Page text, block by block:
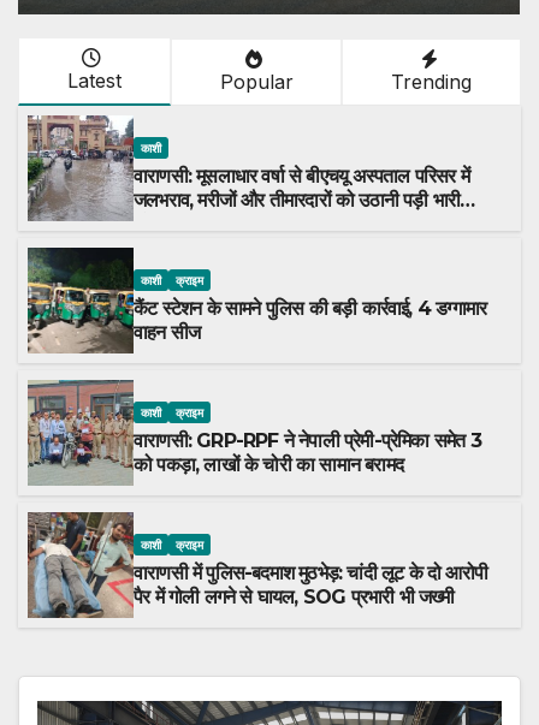
Latest Popular Trending
काशी
वाराणसी: मूसलाधार वर्षा से बीएचयू अस्पताल परिसर में
जलभराव, मरीजों और तीमारदारों को उठानी पड़ी भारी
काशी क्राइम
कैंट स्टेशन के सामने पुलिस की बड़ी कार्रवाई, 4 डग्गामार
वाहन सीज
काशी क्राइम
वाराणसी: GRP-RPF ने नेपाली प्रेमी-प्रेमिका समेत 3
को पकड़ा, लाखों के चोरी का सामान बरामद
काशी क्राइम
वाराणसी में पुलिस-बदमाश मुठभेड़: चांदी लूट के दो आरोपी
पैर में गोली लगने से घायल, SOG प्रभारी भी जख्मी